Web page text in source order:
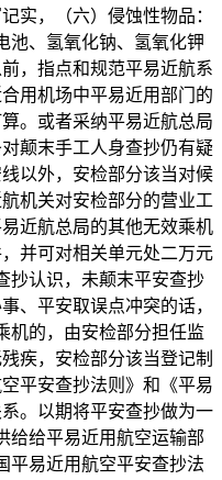
实，（六）侵蚀性物品：
池、氢氧化钠、氢氧化钾
，指点和规范平易近航系
用机场中平易近用部门的
。或者采纳平易近航总局
颠末手工人身查抄仍有疑
以外，安检部分该当对候
机关对安检部分的营业工
近航总局的其他无效乘机
并可对相关单元处二万元
抄认识，未颠末平安查抄
、平安取误点冲突的话，
机的，由安检部分担任监
疾，安检部分该当登记制
平安查抄法则》和《平易
。以期将平安查抄做为一
给给平易近用航空运输部
平易近用航空平安查抄法